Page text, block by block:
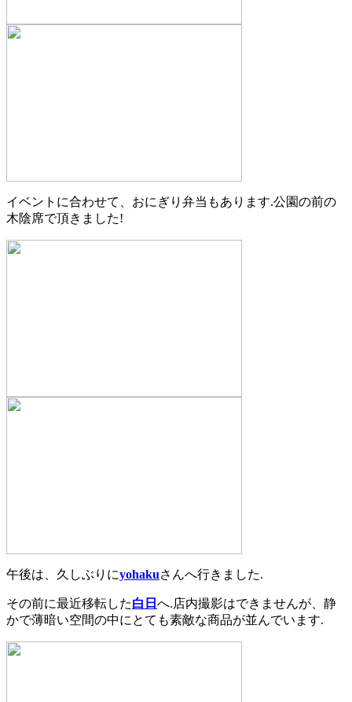
イベントに合わせて、おにぎり弁当もあります.公園の前の
木陰席で頂きました!
午後は、久しぶりにyohakuさんへ行きました.
その前に最近移転した白日 へ.店内撮影はできませんが、静
かで薄暗い空間の中にとても素敵な商品が並んでいます.